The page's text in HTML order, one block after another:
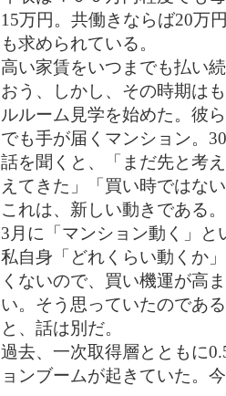
15万円。共働きならば20万
も求められている。
高い家賃をいつまでも払い
おう、しかし、その時期は
ルルーム見学を始めた。彼
でも手が届くマンション。
話を聞くと、「まだ先と考
えてきた」「買い時ではな
これは、新しい動きである。
3月に「マンション動く」
私自身「どれくらい動くか
くないので、買い機運が高
い。そう思っていたのであ
と、話は別だ。
過去、一次取得層とともに
ョンブームが起きていた。